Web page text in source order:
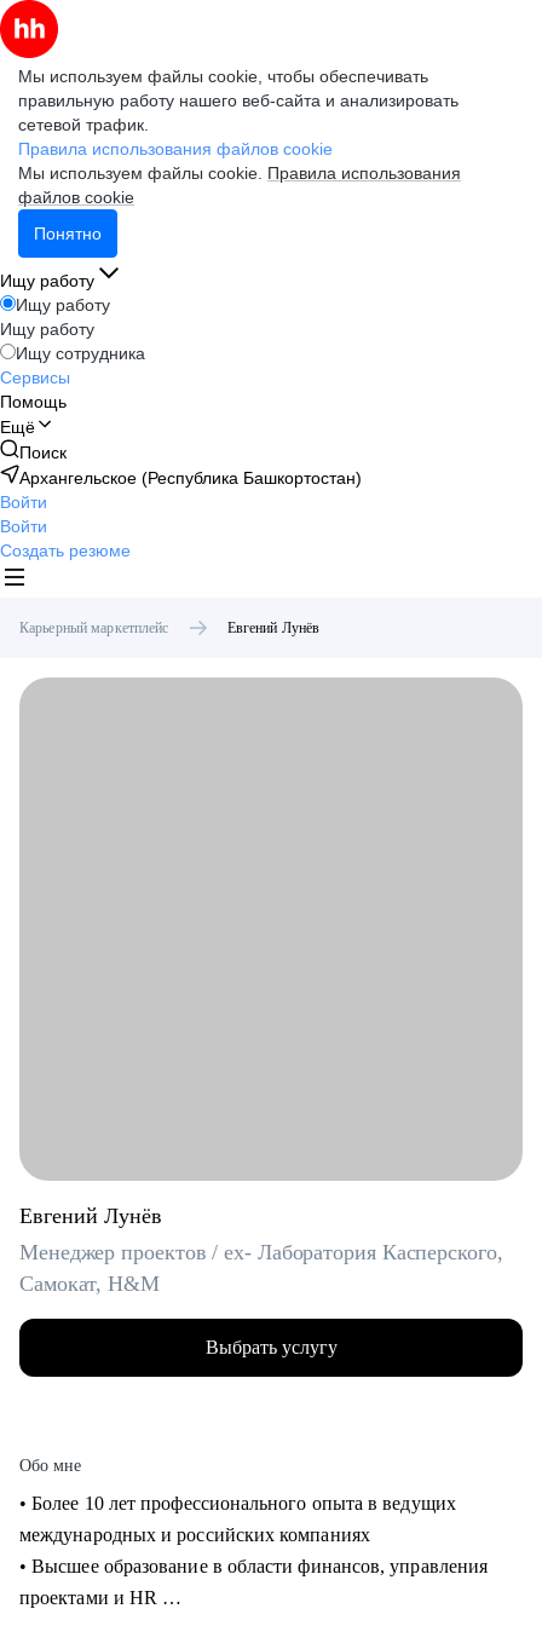
Мы используем файлы cookie, чтобы обеспечивать
правильную работу нашего веб-сайта и анализировать
сетевой трафик.
Правила использования файлов cookie
Мы используем файлы cookie. Правила использования
файлов cookie
Понятно
Ищу работу
Ищу работу
Ищу работу
Ищу сотрудника
Сервисы
Помощь
Ещё
Поиск
Архангельское (Республика Башкортостан)
Войти
Войти
Создать резюме
Карьерный маркетплейс Евгений Лунёв
Евгений Лунёв
Менеджер проектов / ex- Лаборатория Касперского,
Самокат, H&M
Выбрать услугу
Обо мне
• Более 10 лет профессионального опыта в ведущих
международных и российских компаниях
• Высшее образование в области финансов, управления
проектами и HR